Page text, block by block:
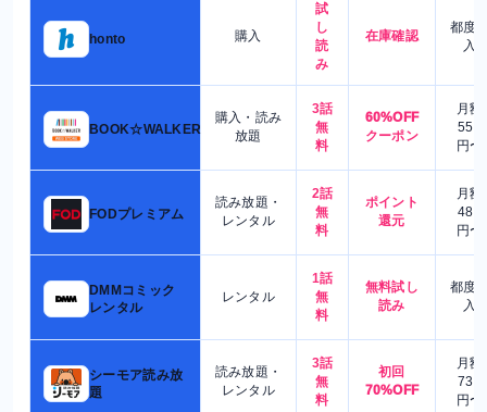
honto 購入
試
し
読
み
在庫確認
都度
入
BOOK☆WALKER
購入・読み
放題
3話
無
料
60%OFF
クーポン
月額
550
円〜
FODプレミアム
読み放題・
レンタル
2話
無
料
ポイント
還元
月額
480
円〜
DMMコミック
レンタル
レンタル
1話
無
料
無料試し
読み
都度
入
シーモア読み放
題
読み放題・
レンタル
3話
無
料
初回
70%OFF
月額
730
円〜